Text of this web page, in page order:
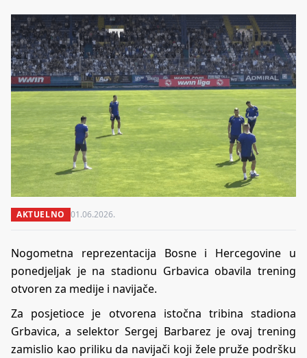
AKTUELNO 01.06.2026.
Nogometna reprezentacija Bosne i Hercegovine u
ponedjeljak je na stadionu Grbavica obavila trening
otvoren za medije i navijače.
Za posjetioce je otvorena istočna tribina stadiona
Grbavica, a selektor Sergej Barbarez je ovaj trening
zamislio kao priliku da navijači koji žele pruže podršku